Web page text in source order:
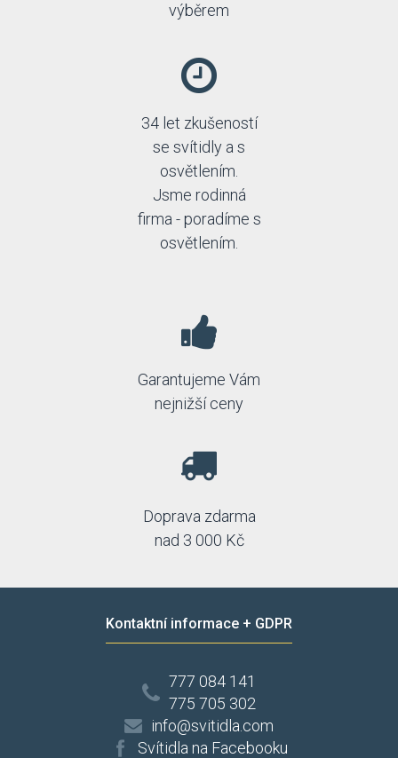
výběrem
34 let zkušeností
se svítidly a s
osvětlením.
Jsme rodinná
firma - poradíme s
osvětlením.
Garantujeme Vám
nejnižší ceny
Doprava zdarma
nad 3 000 Kč
Kontaktní informace + GDPR
777 084 141
775 705 302
info@svitidla.com
Svítidla na Facebooku